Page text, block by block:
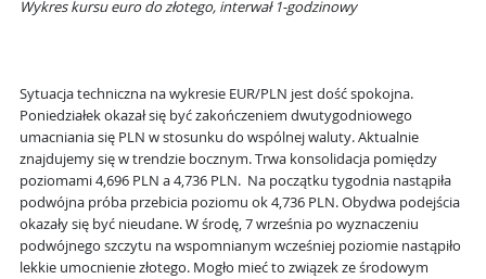
Wykres kursu euro do złotego, interwał 1-godzinowy
Sytuacja techniczna na wykresie EUR/PLN jest dość spokojna.
Poniedziałek okazał się być zakończeniem dwutygodniowego
umacniania się PLN w stosunku do wspólnej waluty. Aktualnie
znajdujemy się w trendzie bocznym. Trwa konsolidacja pomiędzy
poziomami 4,696 PLN a 4,736 PLN. Na początku tygodnia nastąpiła
podwójna próba przebicia poziomu ok 4,736 PLN. Obydwa podejścia
okazały się być nieudane. W środę, 7 września po wyznaczeniu
podwójnego szczytu na wspomnianym wcześniej poziomie nastąpiło
lekkie umocnienie złotego. Mogło mieć to związek ze środowym